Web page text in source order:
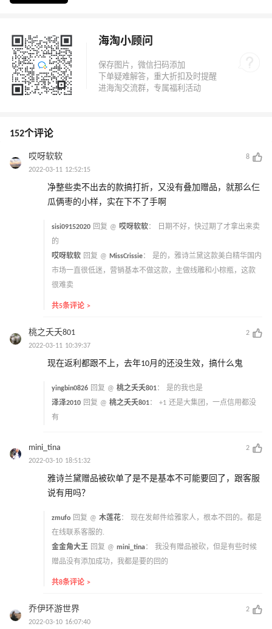
海淘小顾问
152个评论
哎呀软软
8
2022-03-11 12:52:15
净整些卖不出去的款搞打折，又没有叠加赠品，就那么仨
瓜俩枣的小样，实在下不了手啊
sisi09152020 回复 @ 哎呀软软：
日期不好，快过期了才拿出来卖
的
哎呀软软 回复 @ MissCrissie： 是的，雅诗兰黛这款美白精华国内
市场一直很低迷，营销基本不做这款，主做线雕和小棕瓶，这款
很难卖
共5条评论 >
桃之夭夭801
2
2022-03-11 10:39:37
现在返利都跟不上，去年10月的还没生效，搞什么鬼
yingbin0826 回复 @ 桃之夭夭801： 是的我也是
泽泽2010 回复 @ 桃之夭夭801： +1 还是大集团，一点信用都没
有
mini_tina
2
2022-03-10 18:51:32
雅诗兰黛赠品被砍单了是不是基本不可能要回了，跟客服
说有用吗？
zmufo 回复 @ 木莲花： 现在发邮件给雅家人，根本不回的。都是
在线联系客服的.
金金角大王 回复 @ mini_tina： 我没有赠品被砍，但是有些时候
赠品没有添加成功，我都是要的回的
共8条评论 >
乔伊环游世界
2
2022-03-10 16:07:40